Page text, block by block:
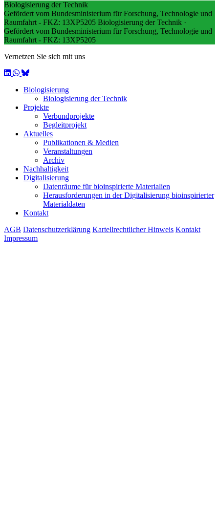
Biologisierung der Technik
Gefördert vom Bundesministerium für Forschung, Technologie und
Raumfahrt - FKZ: 13XP5205 Biologisierung der Technik ·
Gefördert vom Bundesministerium für Forschung, Technologie und
Raumfahrt - FKZ: 13XP5205
Vernetzen Sie sich mit uns
LinkedIn
WhatsApp
BlueSky
Biologisierung
Biologisierung der Technik
Projekte
Verbundprojekte
Begleitprojekt
Aktuelles
Publikationen & Medien
Veranstaltungen
Archiv
Nachhaltigkeit
Digitalisierung
Datenräume für bioinspirierte Materialien
Herausforderungen in der Digitalisierung bioinspirierter
Materialdaten
Kontakt
AGB Datenschutzerklärung Kartellrechtlicher Hinweis Kontakt
Impressum